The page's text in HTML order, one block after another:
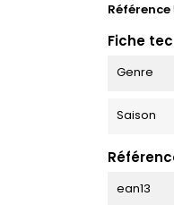
Référence
Fiche
Genre
Saison
ean13